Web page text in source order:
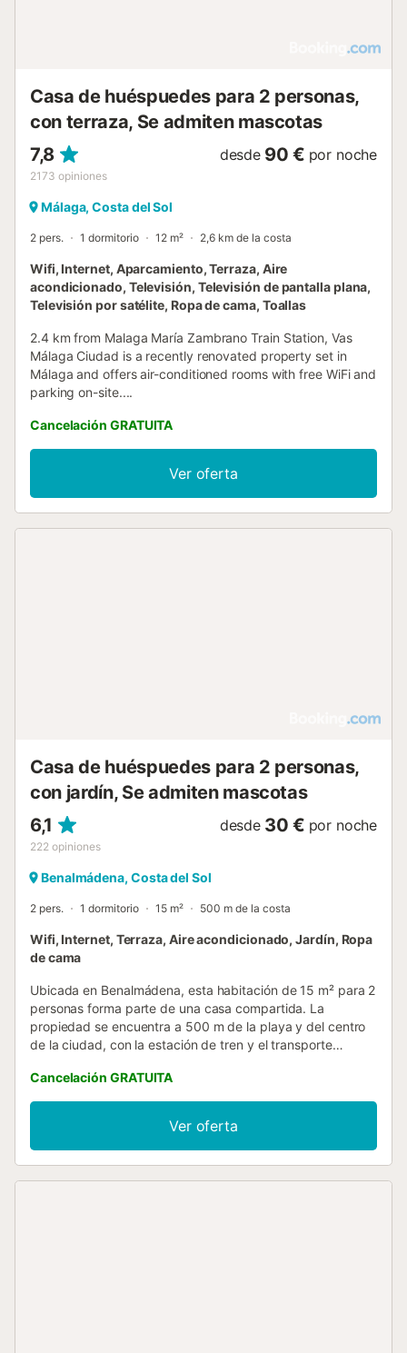
Casa de huéspuedes para 2 personas,
con terraza, Se admiten mascotas
7,8
2173 opiniones
desde 90 € por noche
Málaga, Costa del Sol
2 pers. 1 dormitorio 12 m² 2,6 km de la costa
Wifi, Internet, Aparcamiento, Terraza, Aire
acondicionado, Televisión, Televisión de pantalla plana,
Televisión por satélite, Ropa de cama, Toallas
2.4 km from Malaga María Zambrano Train Station, Vas
Málaga Ciudad is a recently renovated property set in
Málaga and offers air-conditioned rooms with free WiFi and
parking on-site....
Cancelación GRATUITA
Ver oferta
Casa de huéspuedes para 2 personas,
con jardín, Se admiten mascotas
6,1
222 opiniones
desde 30 € por noche
Benalmádena, Costa del Sol
2 pers. 1 dormitorio 15 m² 500 m de la costa
Wifi, Internet, Terraza, Aire acondicionado, Jardín, Ropa
de cama
Ubicada en Benalmádena, esta habitación de 15 m² para 2
personas forma parte de una casa compartida. La
propiedad se encuentra a 500 m de la playa y del centro
de la ciudad, con la estación de tren y el transporte
equipada con una cama individual y dispone de aire
acondicionado para regular la temperatura. Los
huéspedes tienen acceso a las instalaciones compartidas
de la casa, que incluyen un jardín y una terraza, además
de una terraza solárium para relajarse. Hay conexión Wi-Fi
Cancelación GRATUITA
Ver oferta